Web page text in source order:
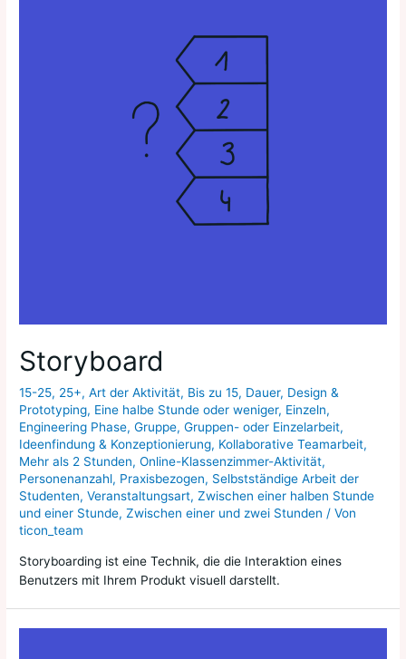
Storyboard
15-25, 25+,Art der Aktivität, Bis zu 15, Dauer, Design &
Prototyping, Eine halbe Stunde oder weniger, Einzeln,
Engineering Phase,Gruppe,Gruppen- oder Einzelarbeit,
Ideenfindung & Konzeptionierung, Kollaborative Teamarbeit,
Mehr als 2 Stunden,Online-Klassenzimmer-Aktivität,
Personenanzahl, Praxisbezogen, Selbstständige Arbeit der
Studenten,Veranstaltungsart,Zwischen einer halben Stunde
und einer Stunde,Zwischen einer und zwei Stunden / Von
ticon_team
Storyboarding ist eine Technik, die die Interaktion eines
Benutzers mit Ihrem Produkt visuell darstellt.